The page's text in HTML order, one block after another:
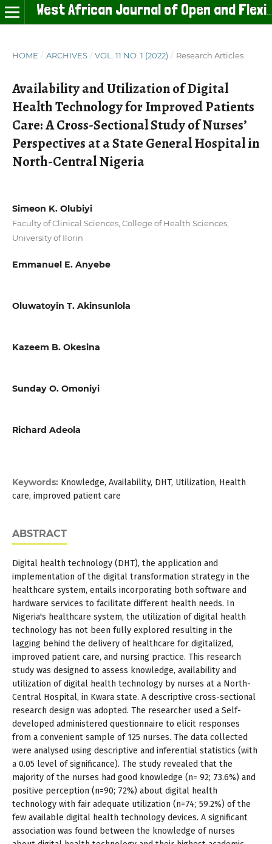
HOME / ARCHIVES / VOL. 11 NO. 1 (2022) / Research Articles
Availability and Utilization of Digital
Health Technology for Improved Patients
Care: A Cross-Sectional Study of Nurses’
Perspectives at a State General Hospital in
North-Central Nigeria
Simeon K. Olubiyi
Faculty of Clinical Sciences, College of Health Sciences,
University of Ilorin
Emmanuel E. Anyebe
Oluwatoyin T. Akinsunlola
Kazeem B. Okesina
Sunday O. Omoniyi
Richard Adeola
Keywords: Knowledge, Availability, DHT, Utilization, Health
care, improved patient care
ABSTRACT
Digital health technology (DHT), the application and
implementation of the digital transformation strategy in the
healthcare system, entails incorporating both software and
hardware services to facilitate different health needs. In
Nigeria's healthcare system, the utilization of digital health
technology has not been fully explored resulting in the
lagging behind the delivery of healthcare for digitalized,
improved patient care, and nursing practice. This research
study was designed to assess knowledge, availability and
utilization of digital health technology by nurses at a North-
Central Hospital, in Kwara state. A descriptive cross-sectional
research design was adopted. The researcher used a Self-
developed administered questionnaire to elicit responses
from a convenient sample of 125 nurses. The data collected
were analysed using descriptive and inferential statistics (with
a 0.05 level of significance). The study revealed that the
majority of the nurses had good knowledge (n= 92; 73.6%) and
positive perception (n=90; 72%) about digital health
technology with fair adequate utilization (n=74; 59.2%) of the
few available digital health technology devices. A significant
association was found between the knowledge of nurses